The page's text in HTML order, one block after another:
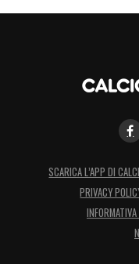
SCARICA L’APP DI
PRIVACY